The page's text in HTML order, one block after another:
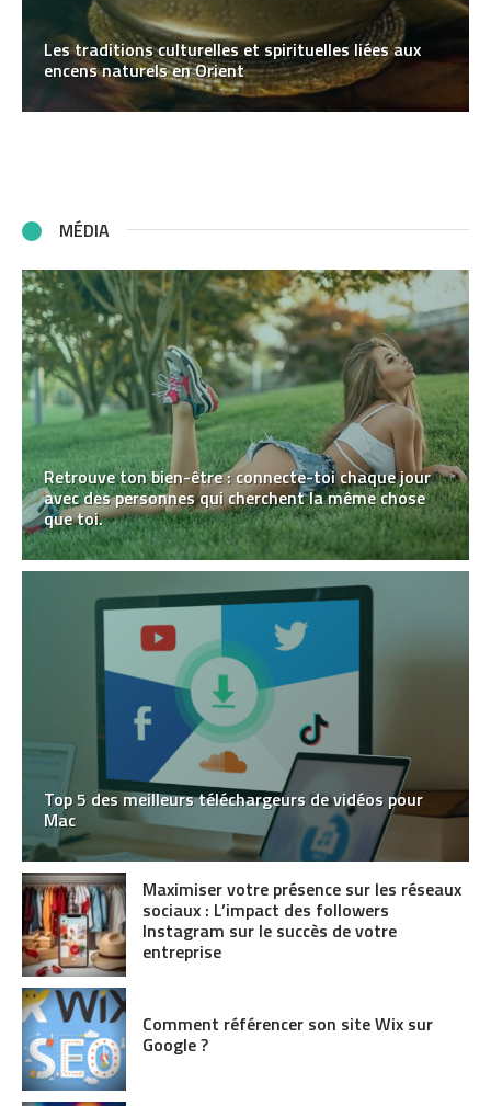
Les traditions culturelles et spirituelles liées aux
encens naturels en Orient
MÉDIA
Retrouve ton bien-être : connecte-toi chaque jour
avec des personnes qui cherchent la même chose
que toi.
Top 5 des meilleurs téléchargeurs de vidéos pour
Mac
Maximiser votre présence sur les réseaux
sociaux : L’impact des followers
Instagram sur le succès de votre
entreprise
Comment référencer son site Wix sur
Google ?